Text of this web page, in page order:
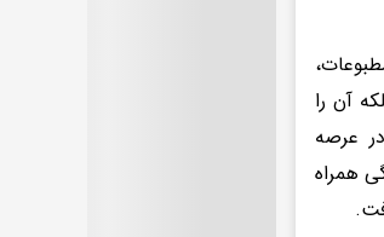
آن را
عرصه
همراه